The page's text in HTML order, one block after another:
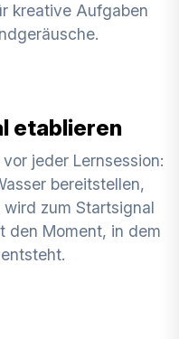
kreative Aufgaben
etablieren
jeder Lernsession:
bereitstellen,
zum Startsignal
den Moment, in dem